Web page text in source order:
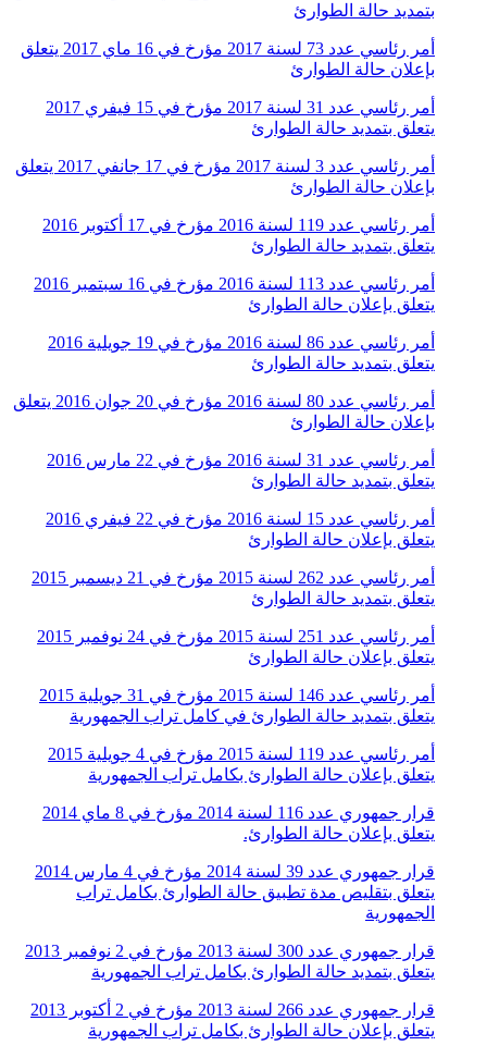
بتمديد حالة الطوارئ
أمر رئاسي عدد 73 لسنة 2017 مؤرخ في 16 ماي 2017 يتعلق
بإعلان حالة الطوارئ
أمر رئاسي عدد 31 لسنة 2017 مؤرخ في 15 فيفري 2017
يتعلق بتمديد حالة الطوارئ
أمر رئاسي عدد 3 لسنة 2017 مؤرخ في 17 جانفي 2017 يتعلق
بإعلان حالة الطوارئ
أمر رئاسي عدد 119 لسنة 2016 مؤرخ في 17 أكتوبر 2016
يتعلق بتمديد حالة الطوارئ
أمر رئاسي عدد 113 لسنة 2016 مؤرخ في 16 سبتمبر 2016
يتعلق بإعلان حالة الطوارئ
أمر رئاسي عدد 86 لسنة 2016 مؤرخ في 19 جويلية 2016
يتعلق بتمديد حالة الطوارئ
أمر رئاسي عدد 80 لسنة 2016 مؤرخ في 20 جوان 2016 يتعلق
بإعلان حالة الطوارئ
أمر رئاسي عدد 31 لسنة 2016 مؤرخ في 22 مارس 2016
يتعلق بتمديد حالة الطوارئ
أمر رئاسي عدد 15 لسنة 2016 مؤرخ في 22 فيفري 2016
يتعلق بإعلان حالة الطوارئ
أمر رئاسي عدد 262 لسنة 2015 مؤرخ في 21 ديسمبر 2015
يتعلق بتمديد حالة الطوارئ
أمر رئاسي عدد 251 لسنة 2015 مؤرخ في 24 نوفمبر 2015
يتعلق بإعلان حالة الطوارئ
أمر رئاسي عدد 146 لسنة 2015 مؤرخ في 31 جويلية 2015
يتعلق بتمديد حالة الطوارئ في كامل تراب الجمهورية
أمر رئاسي عدد 119 لسنة 2015 مؤرخ في 4 جويلية 2015
يتعلق بإعلان حالة الطوارئ بكامل تراب الجمهورية
قرار جمهوري عدد 116 لسنة 2014 مؤرخ في 8 ماي 2014
يتعلق بإعلان حالة الطوارئ.
قرار جمهوري عدد 39 لسنة 2014 مؤرخ في 4 مارس 2014
يتعلق بتقليص مدة تطبيق حالة الطوارئ بكامل تراب
الجمهورية
قرار جمهوري عدد 300 لسنة 2013 مؤرخ في 2 نوفمبر 2013
يتعلق بتمديد حالة الطوارئ بكامل تراب الجمهورية
قرار جمهوري عدد 266 لسنة 2013 مؤرخ في 2 أكتوبر 2013
يتعلق بإعلان حالة الطوارئ بكامل تراب الجمهورية